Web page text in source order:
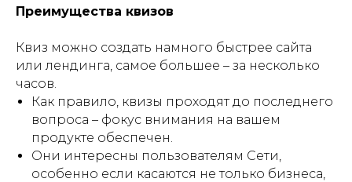
Преимущества квизов
Квиз можно создать намного быстрее сайта
или лендинга, самое большее – за несколько
часов.
Как правило, квизы проходят до последнего
вопроса – фокус внимания на вашем
продукте обеспечен.
Они интересны пользователям Сети,
особенно если касаются не только бизнеса,